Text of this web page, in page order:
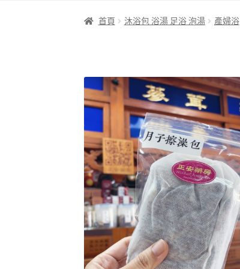
首頁 沐浴包 浴湯 足浴 泡湯 產婦浴